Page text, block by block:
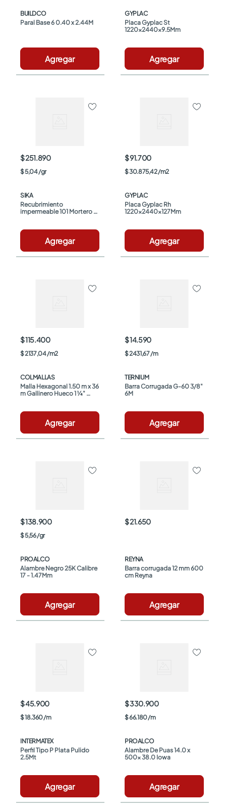
BUILDCO
Paral Base 6 0.40 x 2.44M
Agregar
GYPLAC
Placa Gyplac St
1220x2440x9.5Mm
Agregar
$ 251.890
$5,04/gr
SIKA
Recubrimiento
impermeable 101 Mortero
Agregar
$ 91.700
$30.875,42/m2
GYPLAC
Placa Gyplac Rh
1220x2440x127Mm
Agregar
$ 115.400
$2137,04/m2
COLMALLAS
Malla Hexagonal 1.50 m x 36
m Gallinero Hueco 1 ¼"
Agregar
$ 14.590
$2431,67/m
TERNIUM
Barra Corrugada G-60 3/8"
6M
Agregar
$ 138.900
$5,56/gr
PROALCO
Alambre Negro 25K Calibre
17 - 1.47Mm
Agregar
$ 21.650
REYNA
Barra corrugada 12 mm 600
cm Reyna
Agregar
$ 45.900
$18.360/m
INTERMATEX
Perfil Tipo P Plata Pulido
2.5Mt
Agregar
$ 330.900
$66.180/m
PROALCO
Alambre De Puas 14.0 x
500x 38.0 Iowa
Agregar